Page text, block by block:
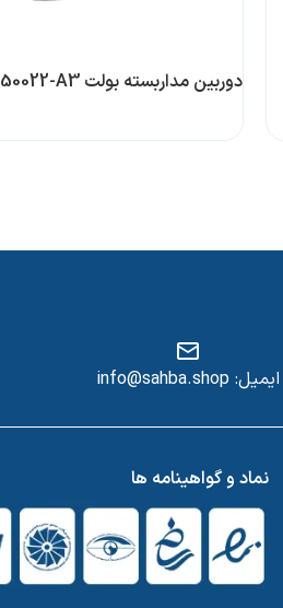
دوربین مداربسته بولت NTI-50022-A3
ایمیل: info@sahba.shop
نماد و گواهینامه ها